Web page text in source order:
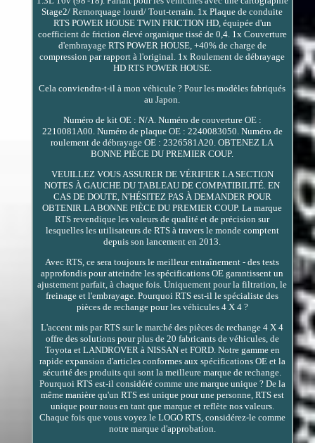
Stage2/ Remorquage lourd/ Tout-terrain. 1x Plaque de conduite
RTS POWER HOUSE TWIN FRICTION HD, équipée d'un
coefficient de friction élevé organique tissé de 0,4. 1x Couverture
d'embrayage RTS POWER HOUSE, +40% de charge de
compression par rapport à l'original. 1x Roulement de débrayage
HD RTS POWER HOUSE.
Cela conviendra-t-il à mon véhicule ? Pour les modèles fabriqués
au Japon.
Numéro de kit OE : N/A. Numéro de couverture OE :
2210081A00. Numéro de plaque OE : 2240083050. Numéro de
roulement de débrayage OE : 2326581A20. OBTENEZ LA
BONNE PIÈCE DU PREMIER COUP.
VEUILLEZ VOUS ASSURER DE VÉRIFIER LA SECTION
NOTES À GAUCHE DU TABLEAU DE COMPATIBILITÉ. EN
CAS DE DOUTE, N'HÉSITEZ PAS À DEMANDER POUR
OBTENIR LA BONNE PIÈCE DU PREMIER COUP. La marque
RTS revendique les valeurs de qualité et de précision sur
lesquelles les utilisateurs de RTS à travers le monde comptent
depuis son lancement en 2013.
Avec RTS, ce sera toujours le meilleur entraînement - des tests
approfondis pour atteindre les spécifications OE garantissent un
ajustement parfait, à chaque fois. Uniquement pour la filtration, le
freinage et l'embrayage. Pourquoi RTS est-il le spécialiste des
pièces de rechange pour les véhicules 4 X 4 ?
L'accent mis par RTS sur le marché des pièces de rechange 4 X 4
offre des solutions pour plus de 20 fabricants de véhicules, de
Toyota et LANDROVER à NISSAN et FORD. Notre gamme en
rapide expansion d'articles conformes aux spécifications OE et la
sécurité des produits qui sont la meilleure marque de rechange.
Pourquoi RTS est-il considéré comme une marque unique ? De la
même manière qu'un RTS est unique pour une personne, RTS est
unique pour nous en tant que marque et reflète nos valeurs.
Chaque fois que vous voyez le LOGO RTS, considérez-le comme
notre marque d'approbation.